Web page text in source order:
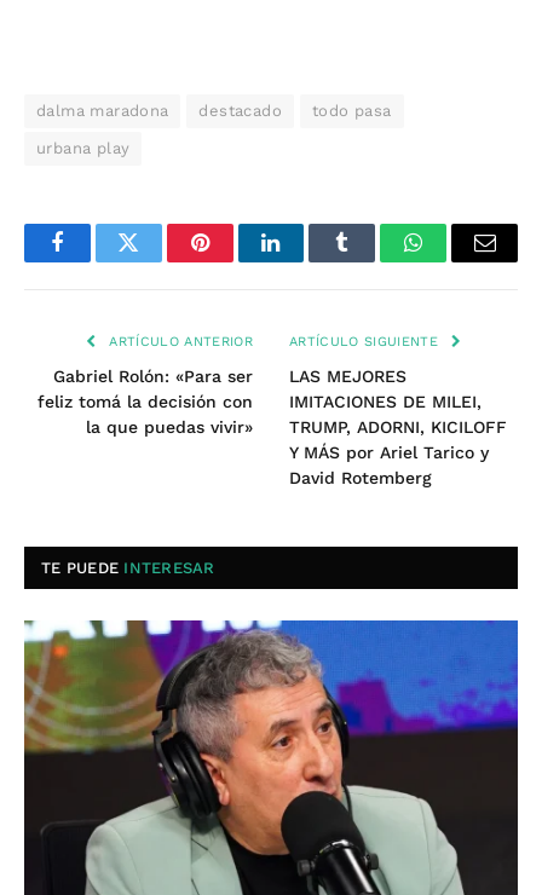
dalma maradona destacado todo pasa
urbana play
FacebookTwitter PinterestLinkedInTumblr WhatsAppEmail
ARTÍCULO ANTERIOR
Gabriel Rolón: «Para ser
feliz tomá la decisión con
la que puedas vivir»
ARTÍCULO SIGUIENTE
LAS MEJORES
IMITACIONES DE MILEI,
TRUMP, ADORNI, KICILOFF
Y MÁS por Ariel Tarico y
David Rotemberg
TE PUEDE INTERESAR